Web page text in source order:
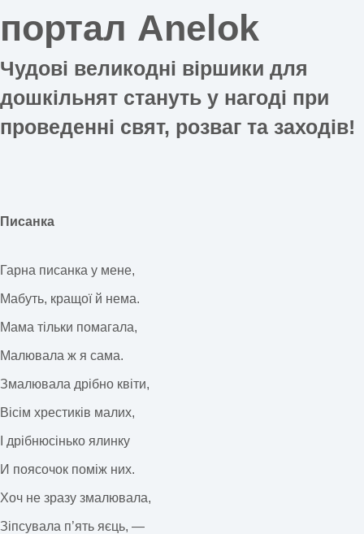
портал Anelok
Чудові великодні віршики для
дошкільнят стануть у нагоді при
проведенні свят, розваг та заходів!
Писанка
Гарна писанка у мене,
Мабуть, кращої й нема.
Мама тільки помагала,
Малювала ж я сама.
Змалювала дрібно квіти,
Вісім хрестиків малих,
І дрібнюсінько ялинку
И поясочок поміж них.
Хоч не зразу змалювала,
Зіпсувала п’ять яєць, —